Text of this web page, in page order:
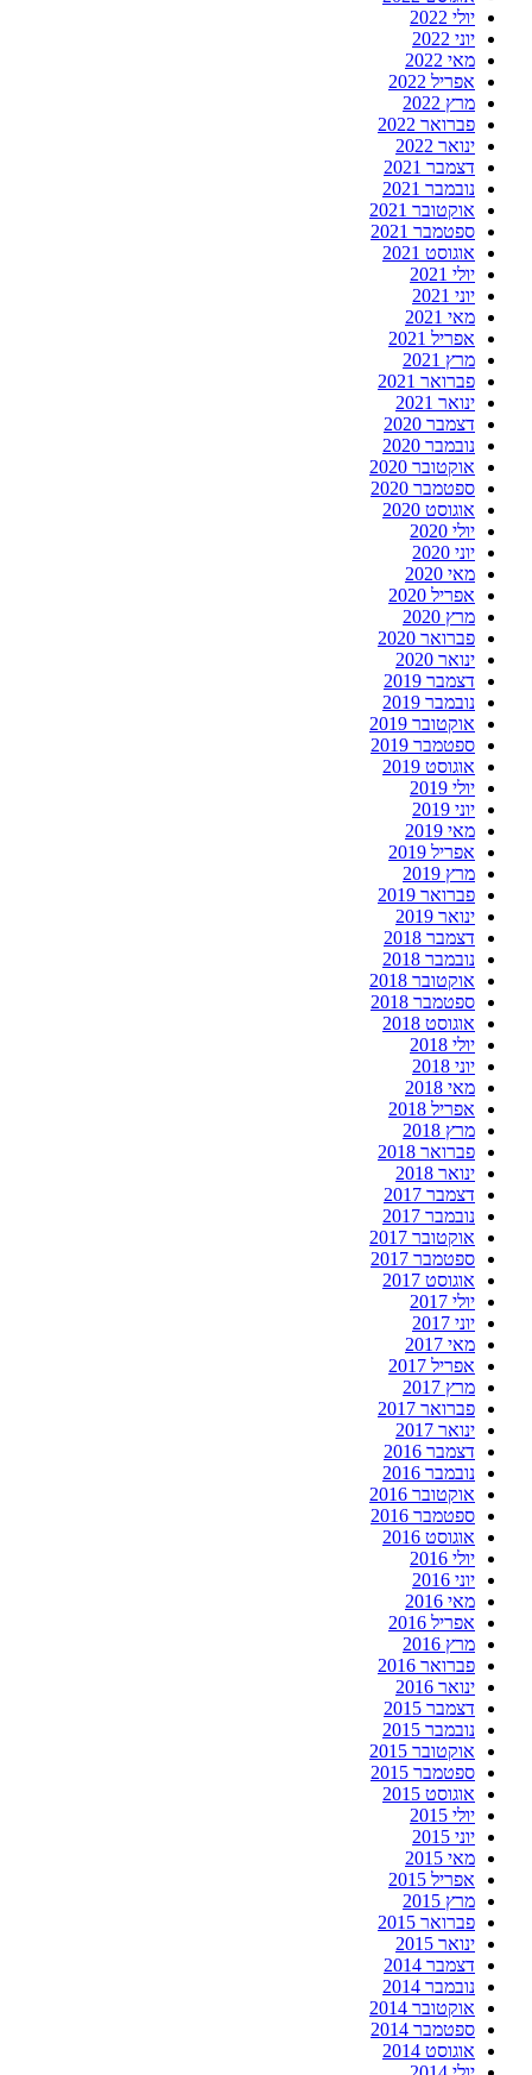
יולי 2022
יוני 2022
מאי 2022
אפריל 2022
מרץ 2022
פברואר 2022
ינואר 2022
דצמבר 2021
נובמבר 2021
אוקטובר 2021
ספטמבר 2021
אוגוסט 2021
יולי 2021
יוני 2021
מאי 2021
אפריל 2021
מרץ 2021
פברואר 2021
ינואר 2021
דצמבר 2020
נובמבר 2020
אוקטובר 2020
ספטמבר 2020
אוגוסט 2020
יולי 2020
יוני 2020
מאי 2020
אפריל 2020
מרץ 2020
פברואר 2020
ינואר 2020
דצמבר 2019
נובמבר 2019
אוקטובר 2019
ספטמבר 2019
אוגוסט 2019
יולי 2019
יוני 2019
מאי 2019
אפריל 2019
מרץ 2019
פברואר 2019
ינואר 2019
דצמבר 2018
נובמבר 2018
אוקטובר 2018
ספטמבר 2018
אוגוסט 2018
יולי 2018
יוני 2018
מאי 2018
אפריל 2018
מרץ 2018
פברואר 2018
ינואר 2018
דצמבר 2017
נובמבר 2017
אוקטובר 2017
ספטמבר 2017
אוגוסט 2017
יולי 2017
יוני 2017
מאי 2017
אפריל 2017
מרץ 2017
פברואר 2017
ינואר 2017
דצמבר 2016
נובמבר 2016
אוקטובר 2016
ספטמבר 2016
אוגוסט 2016
יולי 2016
יוני 2016
מאי 2016
אפריל 2016
מרץ 2016
פברואר 2016
ינואר 2016
דצמבר 2015
נובמבר 2015
אוקטובר 2015
ספטמבר 2015
אוגוסט 2015
יולי 2015
יוני 2015
מאי 2015
אפריל 2015
מרץ 2015
פברואר 2015
ינואר 2015
דצמבר 2014
נובמבר 2014
אוקטובר 2014
ספטמבר 2014
אוגוסט 2014